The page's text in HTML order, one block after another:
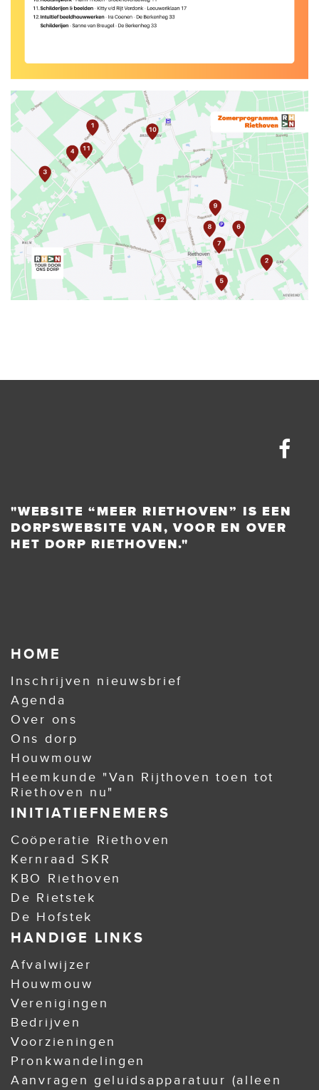
"WEBSITE “MEER RIETHOVEN” IS EEN
DORPSWEBSITE VAN, VOOR EN OVER
HET DORP RIETHOVEN."
HOME
Inschrijven nieuwsbrief
Agenda
Over ons
Ons dorp
Houwmouw
Heemkunde "Van Rijthoven toen tot
Riethoven nu"
INITIATIEFNEMERS
Coöperatie Riethoven
Kernraad SKR
KBO Riethoven
De Rietstek
De Hofstek
HANDIGE LINKS
Afvalwijzer
Houwmouw
Verenigingen
Bedrijven
Voorzieningen
Pronkwandelingen
Aanvragen geluidsapparatuur (alleen